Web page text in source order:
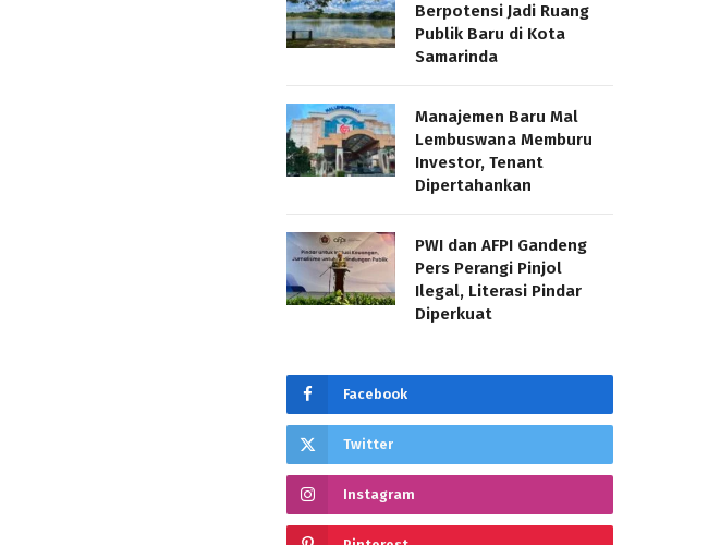
Berpotensi Jadi Ruang
Publik Baru di Kota
Samarinda
Manajemen Baru Mal
Lembuswana Memburu
Investor, Tenant
Dipertahankan
PWI dan AFPI Gandeng
Pers Perangi Pinjol
Ilegal, Literasi Pindar
Diperkuat
Facebook
Twitter
Instagram